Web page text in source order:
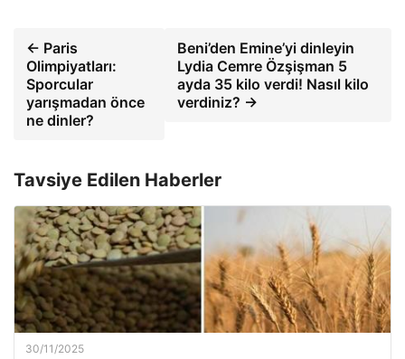
← Paris
Olimpiyatları:
Sporcular
yarışmadan önce
ne dinler?
Beni’den Emine’yi dinleyin
Lydia Cemre Özşişman 5
ayda 35 kilo verdi! Nasıl kilo
verdiniz? →
Tavsiye Edilen Haberler
30/11/2025